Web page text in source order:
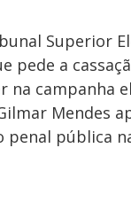
Superior
pede a
na campanha
Mendes
penal pública